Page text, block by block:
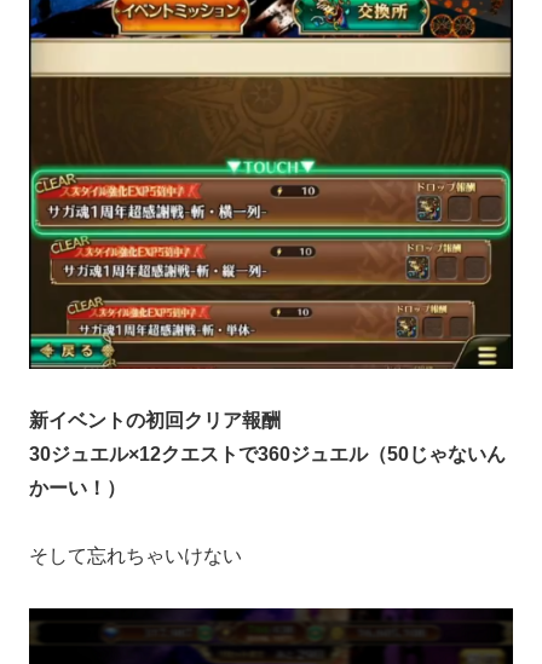
新イベントの初回クリア報酬
30ジュエル×12クエストで360ジュエル（50じゃないん
かーい！）
そして忘れちゃいけない